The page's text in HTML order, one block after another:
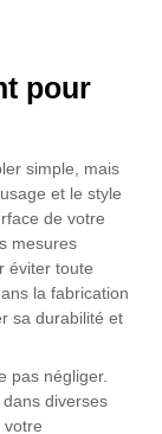
pour
simple, mais
et le style
de votre
mesures
éviter toute
la fabrication
sa durabilité et
pas négliger.
dans diverses
votre